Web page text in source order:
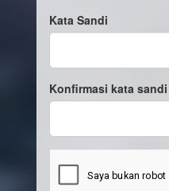
Kata Sandi
Konfirmasi kata sandi